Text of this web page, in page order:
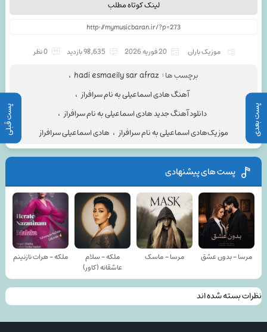
پست بعدی پست قبلی
لینک کوتاه مطلب
موزیک باران 20 فوریه 2026 98,635 بازدید 0 نظر
برچسب ها : hadi esmaeily sar afraz ،
آهنگ هادی اسماعیلی به نام سرافراز ،
دانلود آهنگ جدید هادی اسماعیلی به نام سرافراز ،
موزیک‌هادی اسماعیلی به نام سرافراز ، هادی اسماعیلی سرافراز
پست های پیشنهادی
مرسا - بدون عشق مرسا - ماسک
ملکه - سلام
عاشقانه (کاور)
ملکه - هرات نازنینم
نظرات بسته شده اند